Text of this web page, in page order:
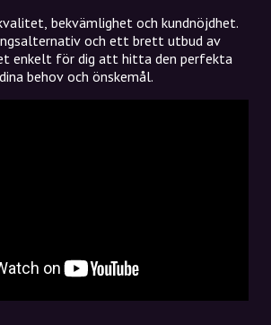
bekvämlighet och kundnöjdhet.
och ett brett utbud av
enkelt för dig att hitta den perfekta
behov och önskemål.